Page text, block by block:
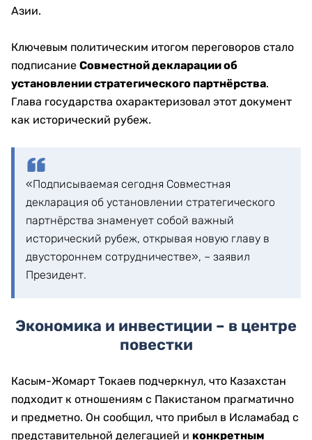
Азии.
Ключевым политическим итогом переговоров стало
подписание Совместной декларации об
установлении стратегического партнёрства.
Глава государства охарактеризовал этот документ
как исторический рубеж.
«Подписываемая сегодня Совместная
декларация об установлении стратегического
партнёрства знаменует собой важный
исторический рубеж, открывая новую главу в
двустороннем сотрудничестве», – заявил
Президент.
Экономика и инвестиции – в центре
повестки
Касым-Жомарт Токаев подчеркнул, что Казахстан
подходит к отношениям с Пакистаном прагматично
и предметно. Он сообщил, что прибыл в Исламабад с
представительной делегацией и конкретным